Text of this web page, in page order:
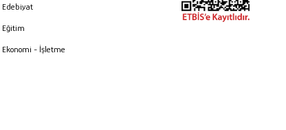
Edebiyat
Eğitim
Ekonomi - İşletme